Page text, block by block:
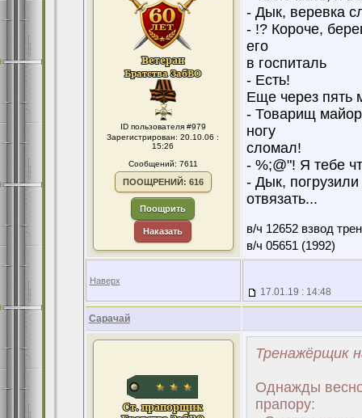
ID пользователя #979
Зарегистрирован: 20.10.06 :
15:26
Сообщений: 7611
ПООЩРЕНИЙ: 616
Поощрить
Наказать
- Дык, веревка
- !? Короче,
его
в госпиталь
- Есть!
Еще через пять
- Товарищ
ногу
сломал!
- %;@"! Я тебе
- Дык,
отвязать...
в/ч 12652 взвод
в/ч 05651 (1992)
Наверх
17.01.19 : 14:48
Сарачай
Тренажёрщик
Однажды
прапору: